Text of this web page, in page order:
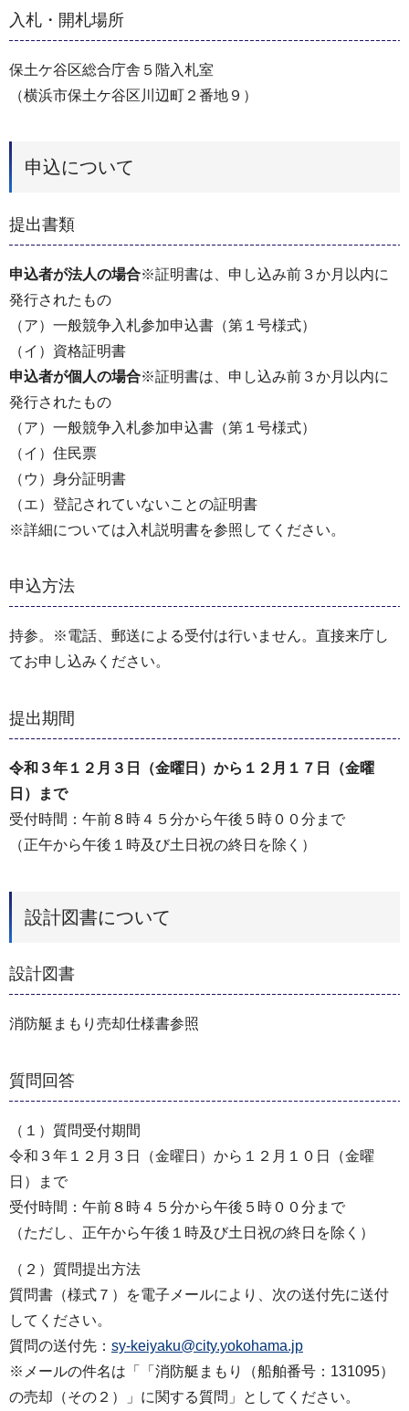
入札・開札場所
保土ケ谷区総合庁舎５階入札室
（横浜市保土ケ谷区川辺町２番地９）
申込について
提出書類
申込者が法人の場合※証明書は、申し込み前３か月以内に
発行されたもの
（ア）一般競争入札参加申込書（第１号様式）
（イ）資格証明書
申込者が個人の場合※証明書は、申し込み前３か月以内に
発行されたもの
（ア）一般競争入札参加申込書（第１号様式）
（イ）住民票
（ウ）身分証明書
（エ）登記されていないことの証明書
※詳細については入札説明書を参照してください。
申込方法
持参。※電話、郵送による受付は行いません。直接来庁し
てお申し込みください。
提出期間
令和３年１２月３日（金曜日）から１２月１７日（金曜
日）まで
受付時間：午前８時４５分から午後５時００分まで
（正午から午後１時及び土日祝の終日を除く）
設計図書について
設計図書
消防艇まもり売却仕様書参照
質問回答
（１）質問受付期間
令和３年１２月３日（金曜日）から１２月１０日（金曜
日）まで
受付時間：午前８時４５分から午後５時００分まで
（ただし、正午から午後１時及び土日祝の終日を除く）
（２）質問提出方法
質問書（様式７）を電子メールにより、次の送付先に送付
してください。
質問の送付先： sy-keiyaku@city.yokohama.jp
※メールの件名は「「消防艇まもり（船舶番号：131095）
の売却（その２）」に関する質問」としてください。